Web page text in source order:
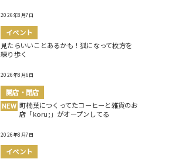
2026年8月7日
イベント
見たらいいことあるかも！狐になって枚方を
練り歩く
2026年8月6日
開店・閉店
NEW 町楠葉につくってたコーヒーと雑貨のお
店「koru;」がオープンしてる
2026年8月7日
イベント